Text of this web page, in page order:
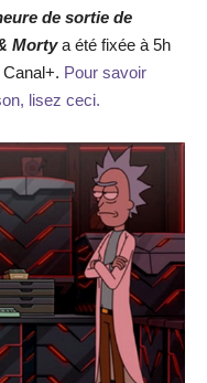
de sortie de
Mortya été fixée à 5h
Pour savoir
lisez ceci.